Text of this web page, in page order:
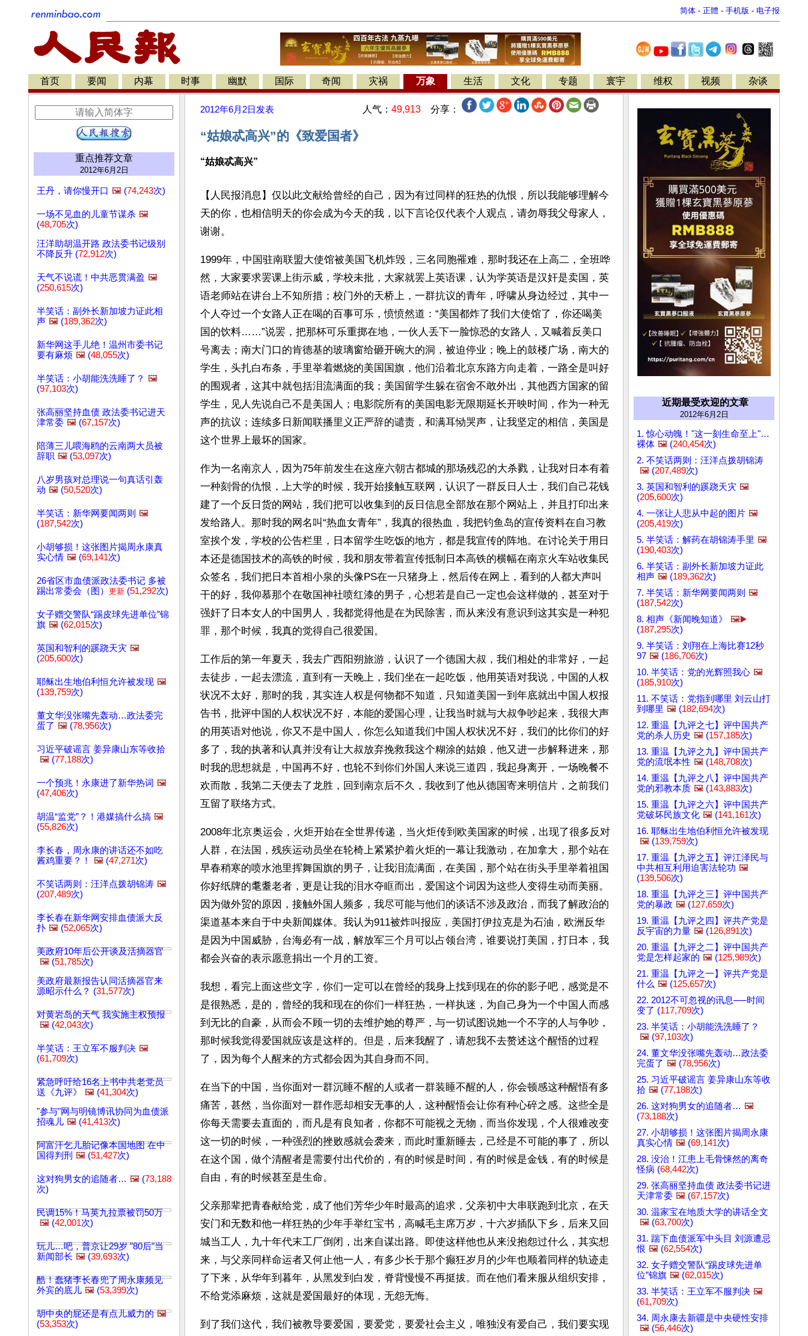
简体 - 正體 - 手机版 - 电子报
首页 要闻 内幕 时事 幽默 国际 奇闻 灾祸 万象 生活 文化 专题 寰宇 维权 视频 杂谈
重点推荐文章
2012年6月2日
王丹，请你慢开口 🖼️ (74,243次)
一场不见血的儿童节谋杀 🖼️
(48,705次)
汪洋助胡温开路 政法委书记级别
不降反升 (72,912次)
天气不说谎！中共恶贯满盈 🖼️
(250,615次)
半笑话：副外长新加坡力证此相
声 🖼️ (189,362次)
新华网这手儿绝！温州市委书记
要有麻烦 🖼️ (48,055次)
半笑话：小胡能洗洗睡了？ 🖼️
(97,103次)
张高丽坚持血债 政法委书记进天
津常委 🖼️ (67,157次)
陪薄三儿喂海鸥的云南两大员被
辞职 🖼️ (53,097次)
八岁男孩对总理说一句真话引轰
动 🖼️ (50,520次)
半笑话：新华网要闻两则 🖼️
(187,542次)
小胡够损！这张图片揭周永康真
实心情 🖼️ (69,141次)
26省区市血债派政法委书记 多被
踢出常委会（图） 更新 (51,292次)
女子赠交警队“踢皮球先进单位”锦
旗 🖼️ (62,015次)
英国和智利的蹊跷天灾 🖼️
(205,600次)
耶稣出生地伯利恒允许被发现 🖼️
(139,759次)
董文华没张嘴先轰动…政法委完
蛋了 🖼️ (78,956次)
习近平破谣言 姜异康山东等收拾
🖼️ (77,188次)
一个预兆！永康进了新华热词 🖼️
(47,406次)
胡温“监党”？！港媒搞什么搞 🖼️
(55,826次)
李长春，周永康的讲话还不如吃
酱鸡重要？！
🖼️ (47,271次)
不笑话两则：汪洋点拨胡锦涛 🖼️
(207,489次)
李长春在新华网安排血债派大反
扑 🖼️ (52,065次)
美政府10年后公开谈及活摘器官
🖼️ (51,785次)
美政府最新报告认同活摘器官来
源昭示什么？ (31,577次)
对黄岩岛的天气 我实施主权预报
🖼️ (42,043次)
半笑话：王立军不服判决 🖼️
(61,709次)
紧急呼吁给16名上书中共老党员
送《九评》
🖼️ (41,304次)
"参与"网与明镜博讯协同为血债派
招魂儿 🖼️ (41,413次)
阿富汗乞儿胎记像本国地图 在中
国得判刑 🖼️ (51,427次)
这对狗男女的追随者… 🖼️ (73,188
次)
民调15%！马英九拉票被罚50万
🖼️ (42,001次)
玩儿…吧，普京让29岁 "80后"当
新闻部长 🖼️ (39,693次)
酷！蠢猪李长春兜了周永康频见
外宾的底儿 🖼️ (53,399次)
胡中央的屁还是有点儿威力的 🖼️
(53,353次)
2012年6月2日 发表 人气： 49,913 分享：
“姑娘忒高兴”的《致爱国者》
“姑娘忒高兴”
【人民报消息】仅以此文献给曾经的自己，因为有过同样的狂热的仇恨，所以我能够理解今
天的你，也相信明天的你会成为今天的我，以下言论仅代表个人观点，请勿辱我父母家人，
谢谢。
1999年，中国驻南联盟大使馆被美国飞机炸毁，三名同胞罹难，那时我还在上高二，全班哗
然，大家要求罢课上街示威，学校未批，大家就罢上英语课，认为学英语是汉奸是卖国，英
语老师站在讲台上不知所措；校门外的天桥上，一群抗议的青年，呼啸从身边经过，其中一
个人夺过一个女路人正在喝的百事可乐，愤愤然道：“美国都炸了我们大使馆了，你还喝美
国的饮料……”说罢，把那杯可乐重掷在地，一伙人丢下一脸惊恐的女路人，又喊着反美口
号离去；南大门口的肯德基的玻璃窗给砸开碗大的洞，被迫停业；晚上的鼓楼广场，南大的
学生，头扎白布条，手里举着燃烧的美国国旗，他们沿着北京东路方向走着，一路全是叫好
的围观者，这其中就包括泪流满面的我；美国留学生躲在宿舍不敢外出，其他西方国家的留
学生，见人先说自己不是美国人；电影院所有的美国电影无限期延长开映时间，作为一种无
声的抗议；连续多日新闻联播里义正严辞的谴责，和满耳恸哭声，让我坚定的相信，美国是
这个世界上最坏的国家。
作为一名南京人，因为75年前发生在这座六朝古都城的那场残忍的大杀戮，让我对日本有着
一种刻骨的仇恨，上大学的时候，我开始接触互联网，认识了一群反日人士，我们自己花钱
建了一个反日货的网站，我们把可以收集到的反日信息全部放在那个网站上，并且打印出来
发给路人。那时我的网名叫“热血女青年”，我真的很热血，我把钓鱼岛的宣传资料在自习教
室挨个发，学校的公告栏里，日本留学生吃饭的地方，都是我宣传的阵地。在讨论关于用日
本还是德国技术的高铁的时候，我和朋友带着宣传抵制日本高铁的横幅在南京火车站收集民
众签名，我们把日本首相小泉的头像PS在一只猪身上，然后传在网上，看到的人都大声叫
干的好，我仰慕那个在敬国神社喷红漆的男子，心想若是自己一定也会这样做的，甚至对于
强奸了日本女人的中国男人，我都觉得他是在为民除害，而从来没有意识到这其实是一种犯
罪，那个时候，我真的觉得自己很爱国。
工作后的第一年夏天，我去广西阳朔旅游，认识了一个德国大叔，我们相处的非常好，一起
去徒步，一起去漂流，直到有一天晚上，我们坐在一起吃饭，他用英语对我说，中国的人权
状况不太好，那时的我，其实连人权是何物都不知道，只知道美国一到年底就出中国人权报
告书，批评中国的人权状况不好，本能的爱国心理，让我当时就与大叔争吵起来，我很大声
的用英语对他说，你又不是中国人，你怎么知道我们中国人权状况不好，我们的比你们的好
多了，我的执著和认真并没有让大叔放弃挽救我这个糊涂的姑娘，他又进一步解释进来，那
时我的思想就是，中国再不好，也轮不到你们外国人来说三道四，我起身离开，一场晚餐不
欢而散，我第二天便去了龙胜，回到南京后不久，我收到了他从德国寄来明信片，之前我们
互留了联络方式。
2008年北京奥运会，火炬开始在全世界传递，当火炬传到欧美国家的时候，出现了很多反对
人群，在法国，残疾运动员坐在轮椅上紧紧护着火炬的一幕让我激动，在加拿大，那个站在
早春稍寒的喷水池里挥舞国旗的男子，让我泪流满面，在美国，那个站在街头手里举着祖国
你好纸牌的耄耋老者，更是让我的泪水夺眶而出，爱国这个词因为这些人变得生动而美丽。
因为做外贸的原因，接触外国人频多，我尽可能与他们的谈话不涉及政治，而我了解政治的
渠道基本来自于中央新闻媒体。我认为911被炸叫报应，美国打伊拉克是为石油，欧洲反华
是因为中国威胁，台海必有一战，解放军三个月可以占领台湾，谁要说打美国，打日本，我
都会兴奋的表示愿意捐出一个月的工资。
我想，看完上面这些文字，你们一定可以在曾经的我身上找到现在的你的影子吧，感觉是不
是很熟悉，是的，曾经的我和现在的你们一样狂热，一样执迷，为自己身为一个中国人而感
到无比的自豪，从而会不顾一切的去维护她的尊严，与一切试图说她一个不字的人与争吵，
那时候我觉得爱国就应该是这样的。但是，后来我醒了，请恕我不去赘述这个醒悟的过程
了，因为每个人醒来的方式都会因为其自身而不同。
在当下的中国，当你面对一群沉睡不醒的人或者一群装睡不醒的人，你会顿感这种醒悟有多
痛苦，甚然，当你面对一群作恶却相安无事的人，这种醒悟会让你有种心碎之感。这些全是
你每天需要去直面的，而凡是有良知者，你都不可能视之无物，而当你发现，个人很难改变
这一切的时候，一种强烈的挫败感就会袭来，而此时重新睡去，己经是不可能的事了，所以
在这个国，做个清醒者是需要付出代价的，有的时候是时间，有的时候是金钱，有的时候是
自由，有的时候甚至是生命。
父亲那辈把青春献给党，成了他们芳华少年时最高的追求，父亲初中大串联跑到北京，在天
安门和无数和他一样狂热的少年手举红宝书，高喊毛主席万岁，十六岁插队下乡，后来又回
城当工人，九十年代末工厂倒闭，出来自谋出路。即使这样他也从来没抱怨过什么，其实想
来，与父亲同样命运者又何止他一人，有多少长于那个癫狂岁月的少年也顺着同样的轨迹走
了下来，从华年到暮年，从黑发到白发，脊背慢慢不再挺拔。而在他们看来服从组织安排，
不给党添麻烦，这就是爱国最好的体现，无怨无悔。
到了我们这代，我们被教导要爱国，要爱党，要爱社会主义，唯独没有爱自己，我们要实现
近期最受欢迎的文章
2012年6月2日
1. 惊心动魄！"这一刻生命至上"…
裸体 🖼️ (240,454次)
2. 不笑话两则：汪洋点拨胡锦涛
🖼️ (207,489次)
3. 英国和智利的蹊跷天灾 🖼️
(205,600次)
4. 一张让人悲从中起的图片 🖼️
(205,419次)
5. 半笑话：解药在胡锦涛手里 🖼️
(190,403次)
6. 半笑话：副外长新加坡力证此
相声 🖼️ (189,362次)
7. 半笑话：新华网要闻两则 🖼️
(187,542次)
8. 相声《新闻晚知道》
🖼️▶️
(187,295次)
9. 半笑话：刘翔在上海比赛12秒
97 🖼️ (186,706次)
10. 半笑话：党的光辉照我心 🖼️
(185,910次)
11. 不笑话：党指到哪里 刘云山打
到哪里 🖼️ (182,694次)
12. 重温【九评之七】评中国共产
党的杀人历史 🖼️ (157,185次)
13. 重温【九评之九】评中国共产
党的流氓本性 🖼️ (148,708次)
14. 重温【九评之八】评中国共产
党的邪教本质 🖼️ (143,883次)
15. 重温【九评之六】评中国共产
党破坏民族文化 🖼️ (141,161次)
16. 耶稣出生地伯利恒允许被发现
🖼️ (139,759次)
17. 重温【九评之五】评江泽民与
中共相互利用迫害法轮功 🖼️
(139,506次)
18. 重温【九评之三】评中国共产
党的暴政 🖼️ (127,659次)
19. 重温【九评之四】评共产党是
反宇宙的力量 🖼️ (126,891次)
20. 重温【九评之二】评中国共产
党是怎样起家的 🖼️ (125,989次)
21. 重温【九评之一】评共产党是
什么 🖼️ (125,657次)
22. 2012不可忽视的讯息──时间
变了 (117,709次)
23. 半笑话：小胡能洗洗睡了？
🖼️ (97,103次)
24. 董文华没张嘴先轰动…政法委
完蛋了 🖼️ (78,956次)
25. 习近平破谣言 姜异康山东等收
拾 🖼️ (77,188次)
26. 这对狗男女的追随者… 🖼️
(73,188次)
27. 小胡够损！这张图片揭周永康
真实心情 🖼️ (69,141次)
28. 没治！江患上毛骨悚然的离奇
怪病 (68,442次)
29. 张高丽坚持血债 政法委书记进
天津常委 🖼️ (67,157次)
30. 温家宝在地质大学的讲话全文
🖼️ (63,700次)
31. 踹下血债派军中头目 刘源遭忌
恨 🖼️ (62,554次)
32. 女子赠交警队“踢皮球先进单
位”锦旗 🖼️ (62,015次)
33. 半笑话：王立军不服判决 🖼️
(61,709次)
34. 周永康去新疆是中央硬性安排
🖼️ (56,446次)